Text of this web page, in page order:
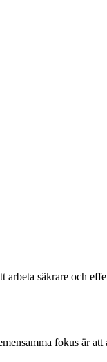
arbeta säkrare och
fokus är